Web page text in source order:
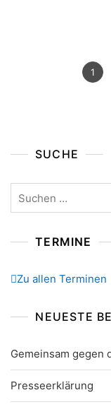
Page
1
SUCHE
TERMINE
Zu allen Terminen
NEUESTE
Gemeinsam gegen
Presseerklärung